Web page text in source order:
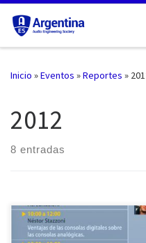
Saltar al contenido
Inicio »Eventos »Reportes »
2012
8 entradas